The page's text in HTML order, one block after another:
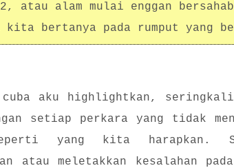
atau alam mulai enggan
kita bertanya pada rumput yang
cuba aku highlightkan,
setiap perkara yang tidak
yang kita harapkan.
atau meletakkan kesalahan